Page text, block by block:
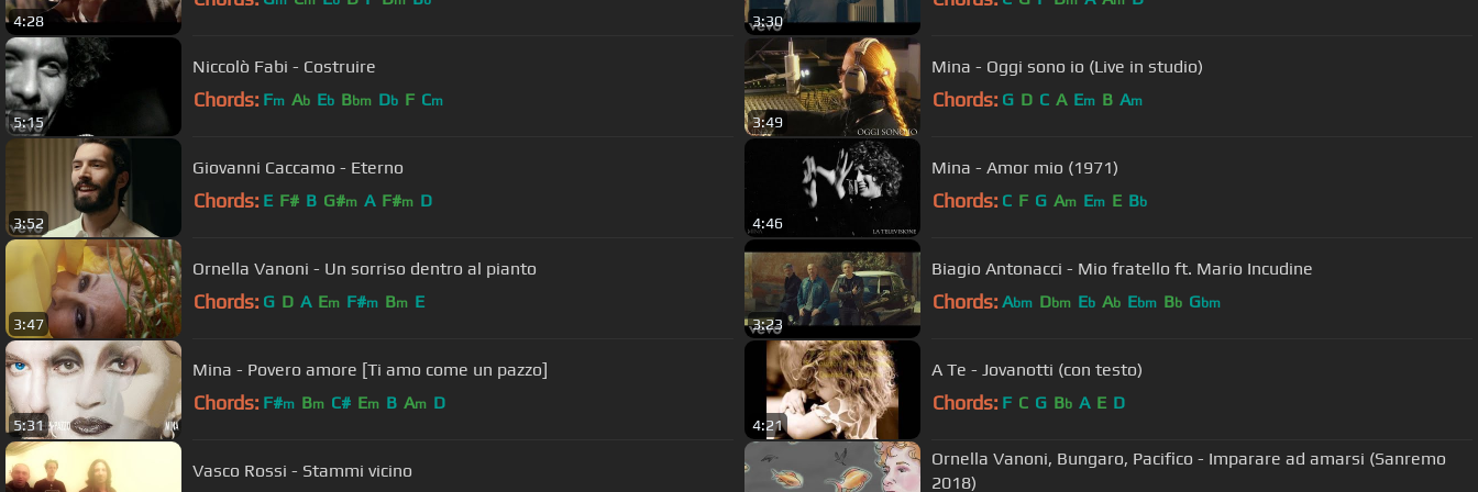
4:28 3:30
5:15
Niccolò Fabi - Costruire
Chords: Fm Ab Eb Bbm Db F Cm
3:49
Mina - Oggi sono io (Live in studio)
Chords: G D C A Em B Am
3:52
Giovanni Caccamo - Eterno
Chords: E F# B G#m A F#m D
4:46
Mina - Amor mio (1971)
Chords: C F G Am Em E Bb
3:47
Ornella Vanoni - Un sorriso dentro al pianto
Chords: G D A Em F#m Bm E
3:23
Biagio Antonacci - Mio fratello ft. Mario Incudine
Chords: Abm Dbm Eb Ab Ebm Bb Gbm
5:31
Mina - Povero amore [Ti amo come un pazzo]
Chords: F#m Bm C# Em B Am D
4:21
A Te - Jovanotti (con testo)
Chords: F C G Bb A E D
Vasco Rossi - Stammi vicino
Ornella Vanoni, Bungaro, Pacifico - Imparare ad amarsi (Sanremo
2018)